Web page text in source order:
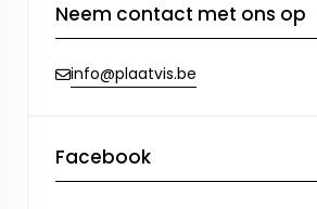
Neem contact met ons op
info@plaatvis.be
Facebook